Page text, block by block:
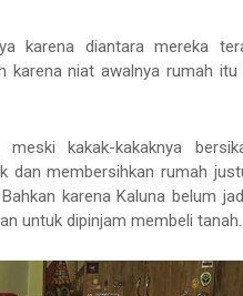
karena diantara mereka
karena niat awalnya rumah
kakak-kakaknya
dan membersihkan rumah
karena Kaluna belum
untuk dipinjam membeli tanah.